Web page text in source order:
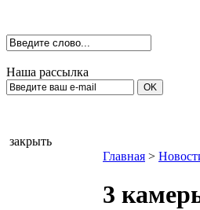
Наша рассылка
закрыть
Главная >
3